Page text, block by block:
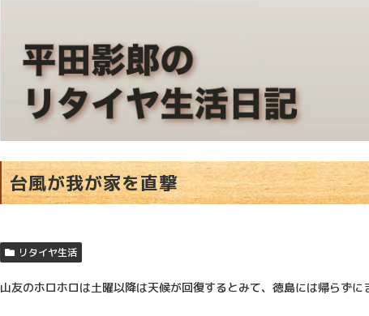
台風が我が家を直撃
リタイヤ生活
山友のホロホロは土曜以降は天候が回復するとみて、徳島には帰らずに